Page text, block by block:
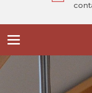
Toggle
navigation